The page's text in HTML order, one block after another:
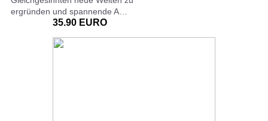
ergründen und spannende A…
35.90 EURO